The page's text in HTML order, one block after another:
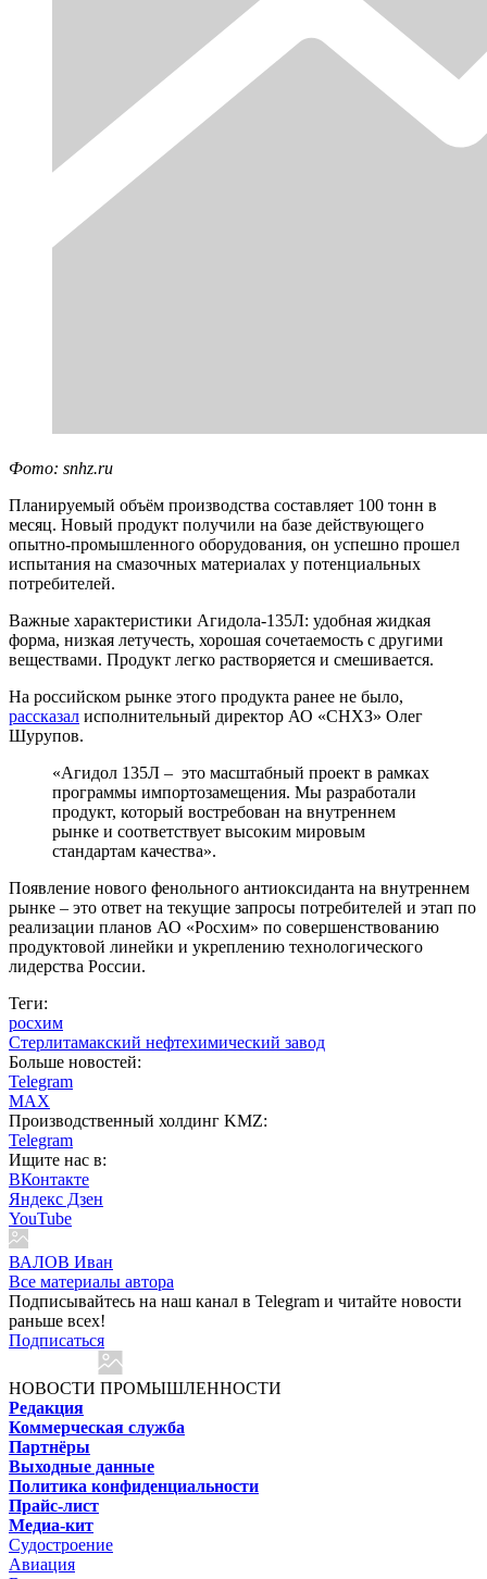
Фото: snhz.ru
Планируемый объём производства составляет 100 тонн в
месяц. Новый продукт получили на базе действующего
опытно-промышленного оборудования, он успешно прошел
испытания на смазочных материалах у потенциальных
потребителей.
Важные характеристики Агидола-135Л: удобная жидкая
форма, низкая летучесть, хорошая сочетаемость с другими
веществами. Продукт легко растворяется и смешивается.
На российском рынке этого продукта ранее не было,
рассказал исполнительный директор АО «СНХЗ» Олег
Шурупов.
«Агидол 135Л – это масштабный проект в рамках
программы импортозамещения. Мы разработали
продукт, который востребован на внутреннем
рынке и соответствует высоким мировым
стандартам качества».
Появление нового фенольного антиоксиданта на внутреннем
рынке – это ответ на текущие запросы потребителей и этап по
реализации планов АО «Росхим» по совершенствованию
продуктовой линейки и укреплению технологического
лидерства России.
Теги:
росхим
Стерлитамакский нефтехимический завод
Больше новостей:
Telegram
MAX
Производственный холдинг KMZ:
Telegram
Ищите нас в:
ВКонтакте
Яндекс Дзен
YouTube
ВАЛОВ Иван
Все материалы автора
Подписывайтесь на наш канал в Telegram и читайте новости
раньше всех!
Подписаться
НОВОСТИ ПРОМЫШЛЕННОСТИ
Редакция
Коммерческая служба
Партнёры
Выходные данные
Политика конфиденциальности
Прайс-лист
Медиа-кит
Судостроение
Авиация